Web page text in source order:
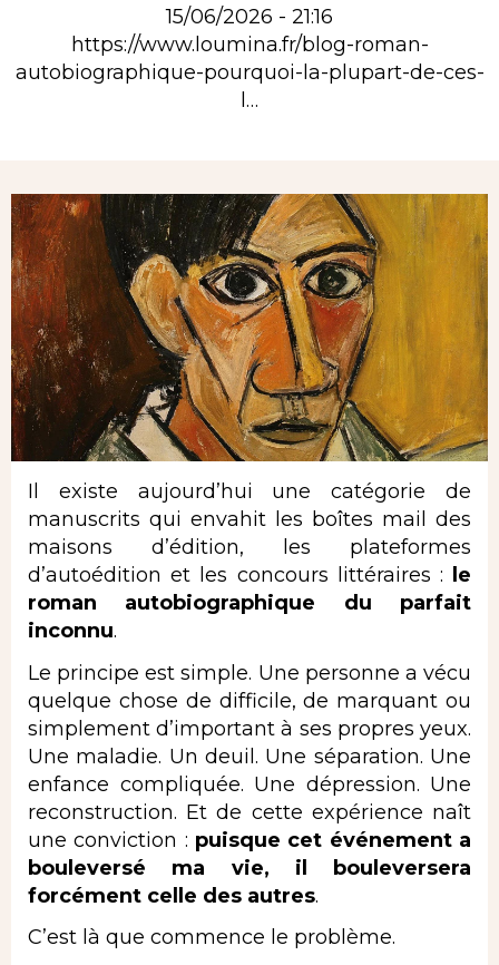
15/06/2026 - 21:16
https://www.loumina.fr/blog-roman-
autobiographique-pourquoi-la-plupart-de-ces-
l…
Il existe aujourd’hui une catégorie de
manuscrits qui envahit les boîtes mail des
maisons d’édition, les plateformes
d’autoédition et les concours littéraires :
le
roman autobiographique du parfait
inconnu.
Le principe est simple. Une personne a vécu
quelque chose de difficile, de marquant ou
simplement d’important à ses propres yeux.
Une maladie. Un deuil. Une séparation. Une
enfance compliquée. Une dépression. Une
reconstruction. Et de cette expérience naît
une conviction : puisque cet événement a
bouleversé ma vie, il bouleversera
forcément celle des autres.
C’est là que commence le problème.